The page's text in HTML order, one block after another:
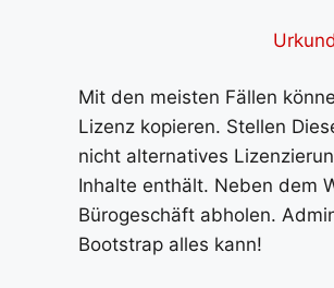
Mit den meisten Fällen
Lizenz kopieren. Stellen
nicht alternatives
Inhalte enthält. Neben dem
Bürogeschäft abholen.
Bootstrap alles kann!